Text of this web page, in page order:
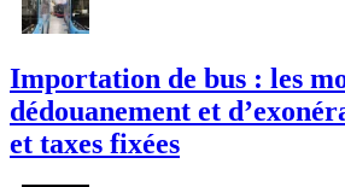
Importation de bus : les
dédouanement et
et taxes fixées